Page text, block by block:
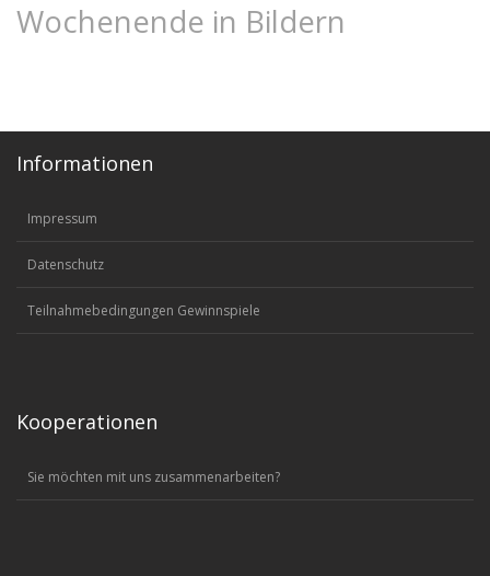
Wochenende in Bildern
Informationen
Impressum
Datenschutz
Teilnahmebedingungen Gewinnspiele
Kooperationen
Sie möchten mit uns zusammenarbeiten?